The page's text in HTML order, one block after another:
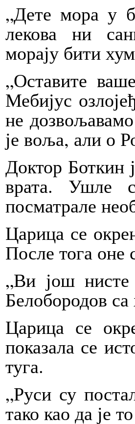
„Дете мора у
лекова ни
морају бити
„Оставите
Мебијус
не
је воља, али о
Доктор Боткин
врата. Ушле
посматрале
Царица се
После тога оне
„Ви још нисте
Белобородов
Царица се
показала се
туга.
„Руси су
тако као да је